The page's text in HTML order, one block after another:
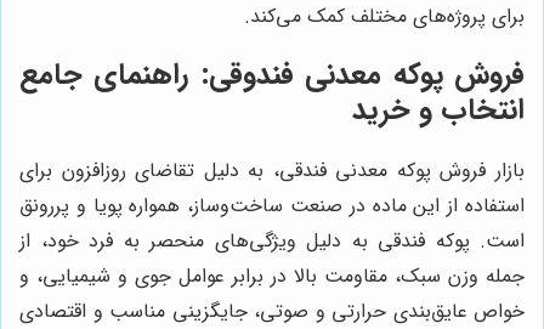
برای پروژه‌های مختلف کمک می‌کند.
فروش پوکه معدنی فندوقی: راهنمای جامع
انتخاب و خرید
بازار فروش پوکه معدنی فندقی، به دلیل تقاضای روزافزون برای
استفاده از این ماده در صنعت ساخت‌وساز، همواره پویا و پررونق
است. پوکه فندقی به دلیل ویژگی‌های منحصر به فرد خود، از
جمله وزن سبک، مقاومت بالا در برابر عوامل جوی و شیمیایی، و
خواص عایق‌بندی حرارتی و صوتی، جایگزینی مناسب و اقتصادی